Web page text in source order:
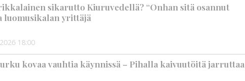
sikarutto Kiuruvedellä? “Onhan sitä osannut
luomusikalan yrittäjä
18:00
kovaa vauhtia käynnissä – Pihalla kaivuutöitä jarruttaa